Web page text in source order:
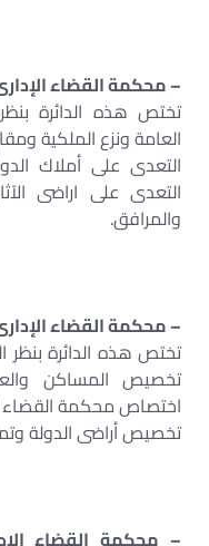
– محكمة القضاء
التعدى على اراضى
والمرافق.
– محكمة القضاء
تختص هذه الدائرة بنظر
تخصيص المساكن
اختصاص محكمة القضاء
تخصيص أراضى الدولة
– محكمة القضاء